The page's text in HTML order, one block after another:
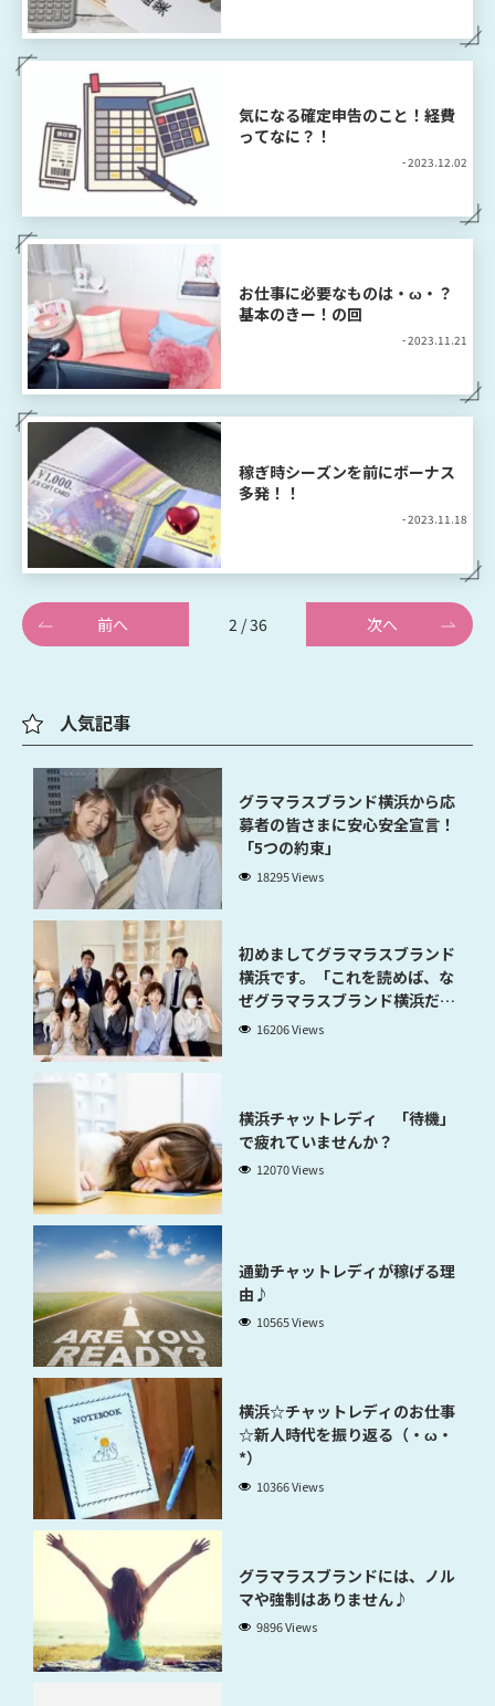
気になる確定申告のこと！経費
ってなに？！
- 2023.12.02
お仕事に必要なものは・ω・？
基本のきー！の回
- 2023.11.21
稼ぎ時シーズンを前にボーナス
多発！！
- 2023.11.18
2 / 36
前へ 次へ
人気記事
グラマラスブランド横浜から応
募者の皆さまに安心安全宣言！
「5つの約束」
18295 Views
初めましてグラマラスブランド
横浜です。「これを読めば、な
ぜグラマラスブランド横浜だと
稼げるのかが分かります」
16206 Views
横浜チャットレディ 「待機」
で疲れていませんか？
12070 Views
通勤チャットレディが稼げる理
由♪
10565 Views
横浜☆チャットレディのお仕事
☆新人時代を振り返る（・ω・
*）
10366 Views
グラマラスブランドには、ノル
マや強制はありません♪
9896 Views